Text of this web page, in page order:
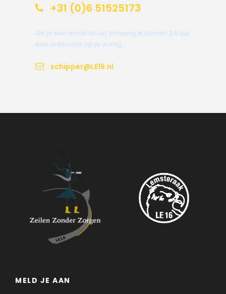
+31 (0)6 51525173
Als je een email stuurt ontvang je binnen 24 uur
een antwoord op je vraag.
schipper@LE16.nl
MELD JE AAN